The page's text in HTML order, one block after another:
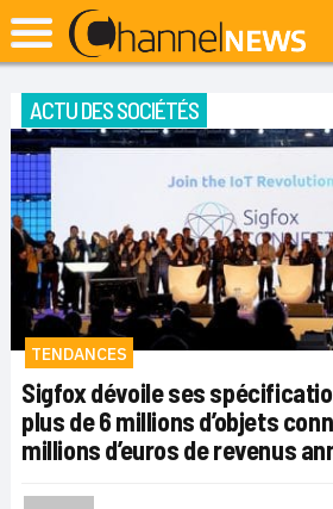
ACTU DES SOCIÉTÉS
TENDANCES
Sigfox dévoile ses
plus de 6 millions d’objets
millions d’euros de revenus